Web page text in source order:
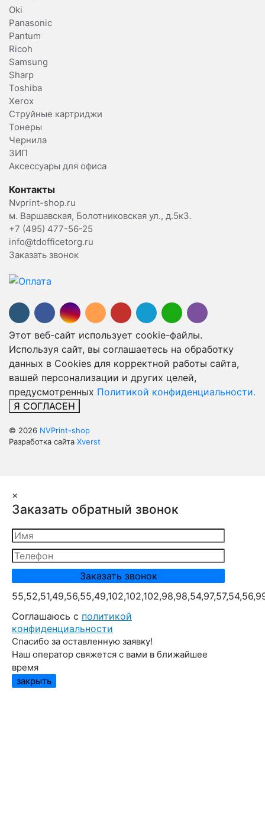
Oki
Panasonic
Pantum
Ricoh
Samsung
Sharp
Toshiba
Xerox
Струйные картриджи
Тонеры
Чернила
ЗИП
Аксессуары для офиса
Контакты
Nvprint-shop.ru
м. Варшавская, Болотниковская ул., д.5к3.
+7 (495) 477-56-25
info@tdofficetorg.ru
Заказать звонок
Этот веб-сайт использует cookie-файлы.
Используя сайт, вы соглашаетесь на обработку
данных в Cookies для корректной работы сайта,
вашей персонализации и других целей,
предусмотренных Политикой конфиденциальности.
Я СОГЛАСЕН
© 2026 NVPrint-shop
Разработка сайта Xverst
×
Заказать обратный звонок
Cоглашаюсь с политикой
конфиденциальности
Спасибо за оставленную заявку!
Наш оператор свяжется с вами в ближайшее
время
закрыть